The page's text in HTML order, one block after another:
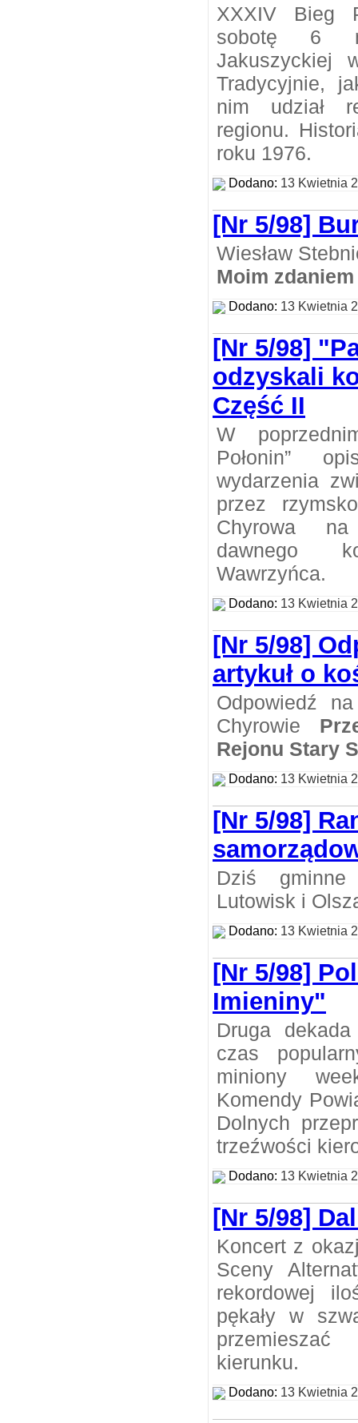
XXXIV Bieg
sobotę 6
Jakuszyckiej
Tradycyjnie,
nim udział
regionu.
roku 1976.
Dodano: 13 Kwietnia
[Nr 5/98]
Wiesław
Moim zdaniem
Dodano: 13 Kwietnia
[Nr 5/98]
odzyskali
Część II
W
Połonin”
wydarzenia
przez
Chyrowa
dawnego
Wawrzyńca.
Dodano: 13 Kwietnia
[Nr 5/98]
artykuł o
Odpowiedź
Chyrowie
Rejonu Stary
Dodano: 13 Kwietnia
[Nr 5/98]
Dziś gminne
Lutowisk i
Dodano: 13 Kwietnia
[Nr 5/98]
Imieniny"
Druga
czas
miniony
Komendy
Dolnych
trzeźwości
Dodano: 13 Kwietnia
[Nr 5/98]
Koncert z
Sceny
rekordowej
pękały w
kierunku.
Dodano: 13 Kwietnia